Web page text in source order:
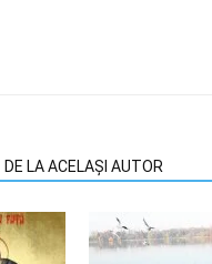
DE LA ACELAȘI AUTOR